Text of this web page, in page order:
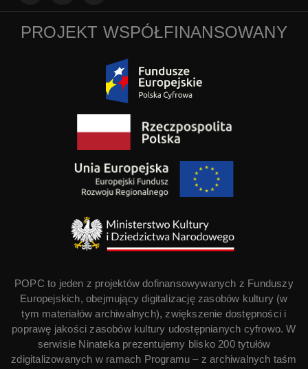
PROJEKT WSPÓŁFINANSOWANY
POPC to jeden z projektów dofinansowywanych z Funduszy
Europejskich, obejmujący digitalizację zasobów kultury (w
tym materiałów archiwalnych), zwiększenie dostępności i
poprawę jakości zasobów kultury udostępnianych cyfrowo. W
serwisie Ninateka prezentujemy blisko 200 tytułów
zdigitalizowanych w ramach Programu – z archiwalnych taśm